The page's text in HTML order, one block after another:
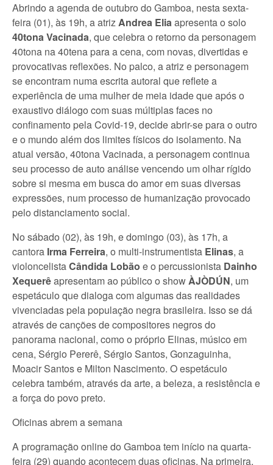
Abrindo a agenda de outubro do Gamboa, nesta sexta-
feira (01), às 19h, a atrizAndrea Eliaapresenta o solo
40tona Vacinada, que celebra o retorno da personagem
40tona na 40tena para a cena, com novas, divertidas e
provocativas reflexões. No palco, a atriz e personagem
se encontram numa escrita autoral que reflete a
experiência de uma mulher de meia idade que após o
exaustivo diálogo com suas múltiplas faces no
confinamento pela Covid-19, decide abrir-se para o outro
e o mundo além dos limites físicos do isolamento. Na
atual versão, 40tona Vacinada, a personagem continua
seu processo de auto análise vencendo um olhar rígido
sobre si mesma em busca do amor em suas diversas
expressões, num processo de humanização provocado
pelo distanciamento social.
No sábado (02), às 19h, e domingo (03), às 17h, a
cantora Irma Ferreira, o multi-instrumentista Elinas, a
violoncelistaCândida Lobão e o percussionista Dainho
Xequerêapresentam ao público o showÀJÒDÚN, um
espetáculo que dialoga com algumas das realidades
vivenciadas pela população negra brasileira. Isso se dá
através de canções de compositores negros do
panorama nacional, como o próprio Elinas, músico em
cena, Sérgio Pererê, Sérgio Santos, Gonzaguinha,
Moacir Santos e Milton Nascimento. O espetáculo
celebra também, através da arte, a beleza, a resistência e
a força do povo preto.
Oficinas abrem a semana
A programação online do Gamboa tem início na quarta-
feira (29) quando acontecem duas oficinas. Na primeira,